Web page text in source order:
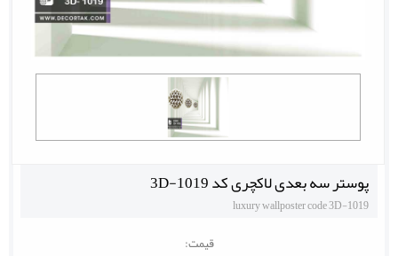
پوستر سه بعدی لاکچری کد 3D-1019
luxury wallposter code 3D-1019
قیمت: